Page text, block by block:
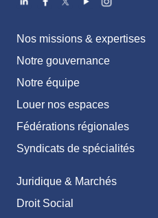
Nos missions & expertises
Notre gouvernance
Notre équipe
Louer nos espaces
Fédérations régionales
Syndicats de spécialités
Juridique & Marchés
Droit Social